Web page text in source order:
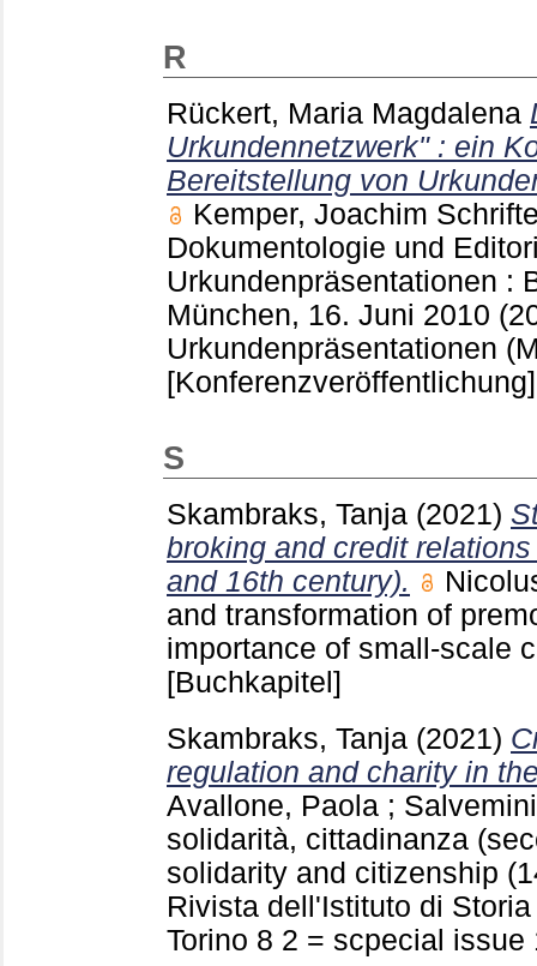
R
Rückert, Maria Magdalena
Urkundennetzwerk" : ein
Bereitstellung von
Kemper, Joachim
Dokumentologie und
Urkundenpräsentationen :
München, 16. Juni 2010
Urkundenpräsentationen
[Konferenzveröffentlichung]
S
Skambraks, Tanja (2021)
broking and credit
and 16th century).
and transformation of
importance of small-scale
[Buchkapitel]
Skambraks, Tanja (2021)
regulation and charity in
Avallone, Paola ;
solidarità, cittadinanza
solidarity and citizenship
Rivista dell'Istituto di
Torino 8 2 = scpecial issue